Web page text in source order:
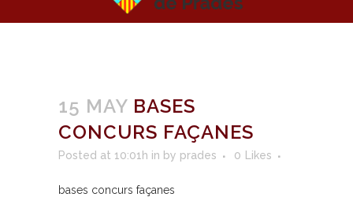
15 MAY BASES
CONCURS FAÇANES
Posted at 10:01h in by prades 0 Likes
bases concurs façanes